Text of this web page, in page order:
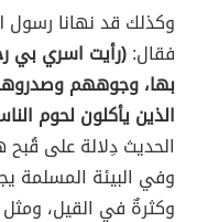
وكذلك قد نهانا رسول
فقال:(رأيت اسري بي
بها، وجوههم
الذين يأكلون لحوم
الحديث دِلالة على قُبح
وفي البيئة المسلمة
وكثرةٌ في القيل،